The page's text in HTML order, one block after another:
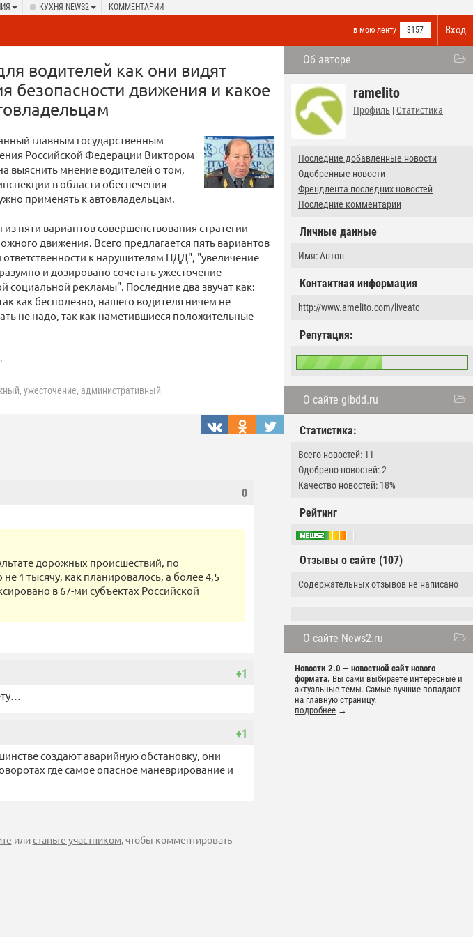
КУХНЯ NEWS2 КОММЕНТАРИИ
Вход
в мою ленту 3157
Об авторе
ramelito
Профиль | Статистика
Последние добавленные новости
Одобренные новости
Френдлента последних новостей
Последние комментарии
Личные данные
Имя: Антон
Контактная информация
http://www.amelito.com/liveatc
Репутация:
О сайте gibdd.ru
Статистика:
Всего новостей: 11
Одобрено новостей: 2
Качество новостей: 18%
Рейтинг
Отзывы о сайте (107)
Содержательных отзывов не написано
О сайте News2.ru
Новости 2.0 — новостной сайт нового
формата. Вы сами выбираете интересные и
актуальные темы. Самые лучшие попадают
на главную страницу.
подробнее →
водителей как они видят
безопасности движения и какое
главным государственным
Российской Федерации Виктором
мнение водителей о том,
в области обеспечения
применять к автовладельцам.
пяти вариантов совершенствования стратегии
движения. Всего предлагается пять вариантов
к нарушителям ПДД", "увеличение
и дозировано сочетать ужесточение
социальной рекламы". Последние два звучат как:
как бесполезно, нашего водителя ничем не
не надо, так как наметившиеся положительные
, ужесточение, административный
0
дорожных происшествий, по
1 тысячу, как планировалось, а более 4,5
в 67-ми субъектах Российской
+1
+1
создают аварийную обстановку, они
где самое опасное маневрирование и
илистаньте участником, чтобы комментировать